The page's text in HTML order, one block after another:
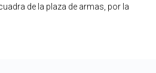
de la plaza de armas, por la